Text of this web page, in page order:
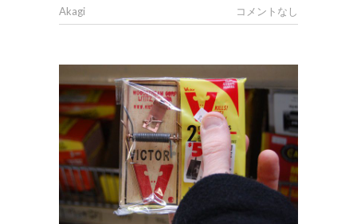
Akagi コメントなし